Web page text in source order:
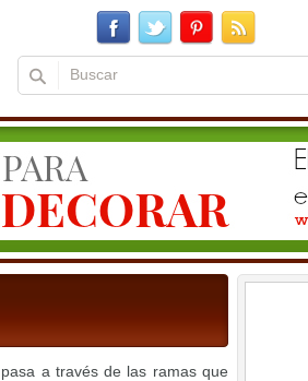
a través de las ramas que